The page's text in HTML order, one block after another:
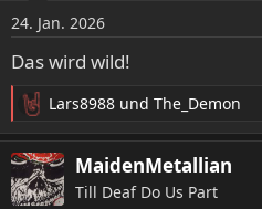
o
n
e
n
24. Jan. 2026
Das wird wild!
R
e
a
k
t
Lars8988 und The_Demon
MaidenMetallian
Till Deaf Do Us Part